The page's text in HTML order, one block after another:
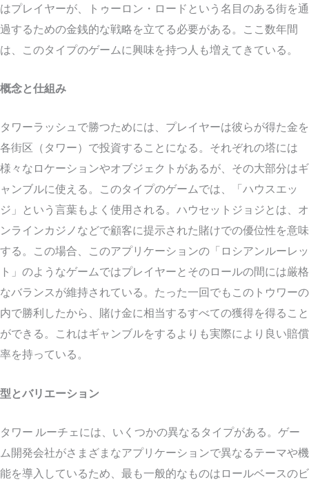
はプレイヤーが、トゥーロン・ロードという名目のある街を通
過するための金銭的な戦略を立てる必要がある。ここ数年間
は、このタイプのゲームに興味を持つ人も増えてきている。
概念と仕組み
タワーラッシュで勝つためには、プレイヤーは彼らが得た金を
各街区（タワー）で投資することになる。それぞれの塔には
様々なロケーションやオブジェクトがあるが、その大部分はギ
ャンブルに使える。このタイプのゲームでは、「ハウスエッ
ジ」という言葉もよく使用される。ハウセットジョジとは、オ
ンラインカジノなどで顧客に提示された賭けでの優位性を意味
する。この場合、このアプリケーションの「ロシアンルーレッ
ト」のようなゲームではプレイヤーとそのロールの間には厳格
なバランスが維持されている。たった一回でもこのトウワーの
内で勝利したから、賭け金に相当するすべての獲得を得ること
ができる。これはギャンブルをするよりも実際により良い賠償
率を持っている。
型とバリエーション
タワー ルーチェには、いくつかの異なるタイプがある。ゲー
ム開発会社がさまざまなアプリケーションで異なるテーマや機
能を導入しているため、最も一般的なものはロールベースのビ